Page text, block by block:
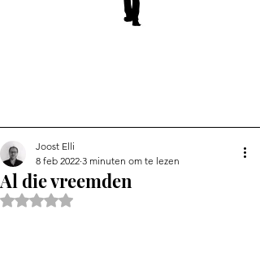
Al die vreemden
Joost Elli
8 feb 2022 3 minuten om te lezen
Beoordeeld met NaN uit 5 sterren.